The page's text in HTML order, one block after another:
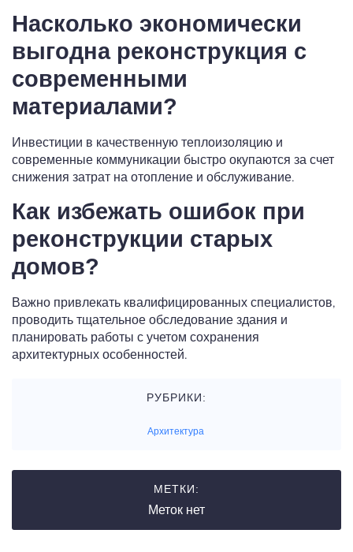
Насколько экономически
выгодна реконструкция с
современными
материалами?
Инвестиции в качественную теплоизоляцию и
современные коммуникации быстро окупаются за счет
снижения затрат на отопление и обслуживание.
Как избежать ошибок при
реконструкции старых
домов?
Важно привлекать квалифицированных специалистов,
проводить тщательное обследование здания и
планировать работы с учетом сохранения
архитектурных особенностей.
РУБРИКИ:
Архитектура
МЕТКИ:
Меток нет